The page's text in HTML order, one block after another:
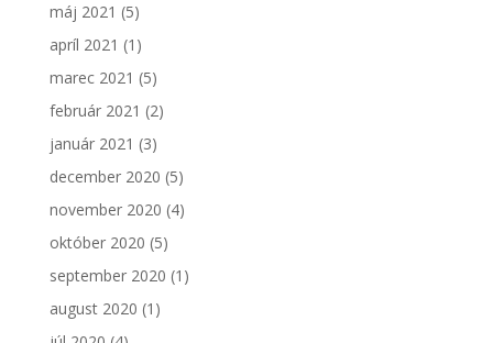
máj 2021 (5)
apríl 2021 (1)
marec 2021 (5)
február 2021 (2)
január 2021 (3)
december 2020 (5)
november 2020 (4)
október 2020 (5)
september 2020 (1)
august 2020 (1)